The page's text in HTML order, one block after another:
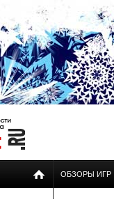
ОБЗОРЫ ИГР